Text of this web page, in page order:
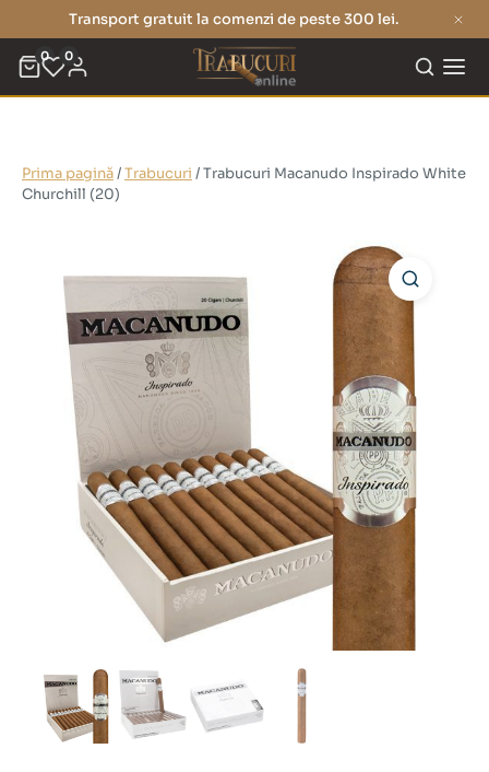
Transport gratuit la comenzi de peste 300 lei.
0 0
Prima pagină/Trabucuri / Trabucuri Macanudo Inspirado White
Churchill (20)